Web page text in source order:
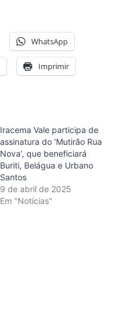
WhatsApp
Imprimir
Iracema Vale participa de
assinatura do ‘Mutirão Rua
Nova’, que beneficiará
Buriti, Belágua e Urbano
Santos
9 de abril de 2025
Em "Notícias"